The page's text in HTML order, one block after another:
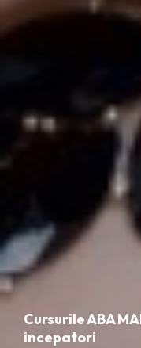
Cursurile ABA
incepatori